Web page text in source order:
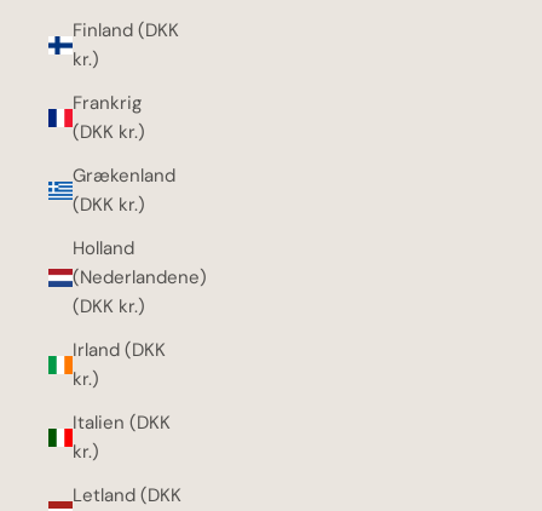
Finland (DKK
kr.)
Frankrig
(DKK kr.)
Grækenland
(DKK kr.)
Holland
(Nederlandene)
(DKK kr.)
Irland (DKK
kr.)
Italien (DKK
kr.)
Letland (DKK